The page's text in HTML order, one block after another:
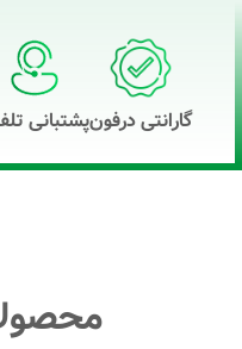
گارانتی درفونپشتبانی